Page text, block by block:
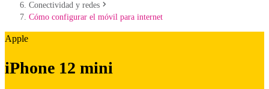
Conectividad y redes
Cómo configurar el móvil para internet
Apple
iPhone 12 mini